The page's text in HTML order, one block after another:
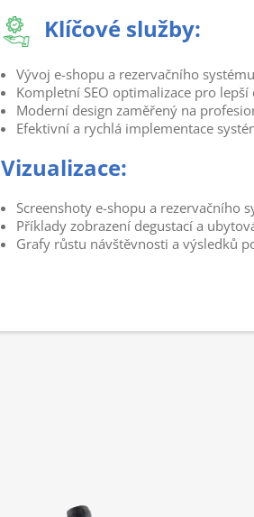
Klíčové služby:
Vývoj e-shopu a rezervačního
Kompletní SEO optimalizace pro
Moderní design zaměřený na
Efektivní a rychlá implementace
Vizualizace:
Screenshoty e-shopu a rezervačního
Příklady zobrazení degustací a
Grafy růstu návštěvnosti a výsledků